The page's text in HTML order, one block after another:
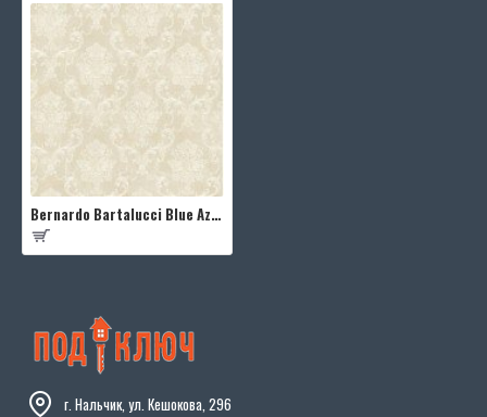
Bernardo Bartalucci Blue Azzurra 5001-3
г. Нальчик, ул. Кешокова, 296